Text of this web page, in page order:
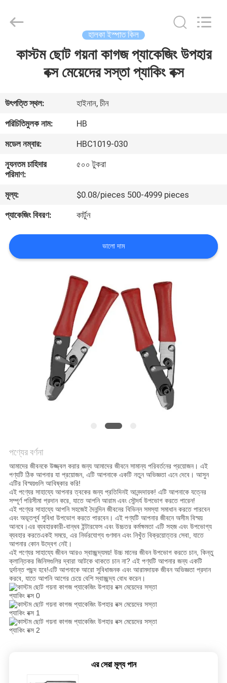
বাড়ি
আমাদের
সম্পর্কে
কারখানা
ভ্রমণ
মান
নিয়ন্ত্রণ
জন্য
আবেদন
সাইট
ম্যাপ
গোপনীয়তা
নীতি
হালকা ইস্পাত কিল
কাস্টম ছোট গয়না কাগজ প্যাকেজিং উপহার
বক্স মেয়েদের সস্তা প্যাকিং বক্স
উৎপত্তি স্থল:
হাইনান, চীন
পরিচিতিমুলক নাম:
HB
মডেল নম্বার:
HBC1019-030
ন্যূনতম চাহিদার
পরিমাণ:
৫০০ টুকরা
মূল্য:
$0.08/pieces 500-4999 pieces
প্যাকেজিং বিবরণ:
কার্টুন
ভালো দাম
পণ্যের বর্ণনা
আমাদের জীবনকে উজ্জ্বল করার জন্য আমাদের জীবনে সামান্য পরিবর্তনের প্রয়োজন। এই
পণ্যটি ঠিক আপনার যা প্রয়োজন, এটি আপনাকে একটি নতুন অভিজ্ঞতা এনে দেবে। আসুন
এটির বিস্ময়গুলি আবিষ্কার করি!
এই পণ্যের সাহায্যে আপনার ত্বকের জন্য প্রতিদিনই আনন্দদায়ক! এটি আপনাকে যত্নের
সম্পূর্ণ পরিসীমা প্রদান করে, যাতে আপনি আরাম এবং সৌন্দর্য উপভোগ করতে পারেন!
এই পণ্যের সাহায্যে আপনি সহজেই দৈনন্দিন জীবনের বিভিন্ন সমস্যা সমাধান করতে পারবেন
এবং অভূতপূর্ব সুবিধা উপভোগ করতে পারবেন। এই পণ্যটি আপনার জীবনে অসীম বিস্ময়
আনবে।এর ব্যবহারকারী-বান্ধব ইন্টারফেস এবং উচ্চতর কর্মক্ষমতা এটি সহজ এবং উপভোগ্য
ব্যবহার করতেএকই সময়ে, এর নির্ভরযোগ্য গুণমান এবং নিখুঁত বিক্রয়োত্তর সেবা, যাতে
আপনার কোন উদ্বেগ নেই।
এই পণ্যের সাহায্যে জীবন আরও স্বাচ্ছন্দ্যময়! উচ্চ মানের জীবন উপভোগ করতে চান, কিন্তু
ক্লান্তিকর জিনিসগুলির দ্বারা আটকে থাকতে চান না? এই পণ্যটি আপনার জন্য একটি
দুর্দান্ত পছন্দ হবে!এটি আপনাকে আরো সুবিধাজনক এবং আরামদায়ক জীবন অভিজ্ঞতা প্রদান
করবে, যাতে আপনি আগের চেয়ে বেশি স্বাচ্ছন্দ্য বোধ করেন।
এর সেরা মূল্য পান